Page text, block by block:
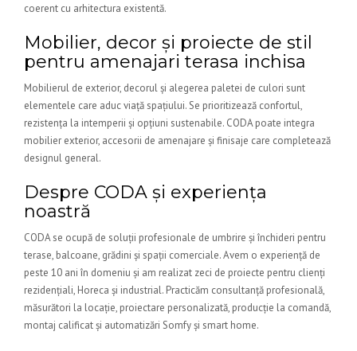
coerent cu arhitectura existentă.
Mobilier, decor și proiecte de stil
pentru amenajari terasa inchisa
Mobilierul de exterior, decorul și alegerea paletei de culori sunt
elementele care aduc viață spațiului. Se prioritizează confortul,
rezistența la intemperii și opțiuni sustenabile. CODA poate integra
mobilier exterior, accesorii de amenajare și finisaje care completează
designul general.
Despre CODA și experiența
noastră
CODA se ocupă de soluții profesionale de umbrire și închideri pentru
terase, balcoane, grădini și spații comerciale. Avem o experiență de
peste 10 ani în domeniu și am realizat zeci de proiecte pentru clienți
rezidențiali, Horeca și industrial. Practicăm consultanță profesională,
măsurători la locație, proiectare personalizată, producție la comandă,
montaj calificat și automatizări Somfy și smart home.